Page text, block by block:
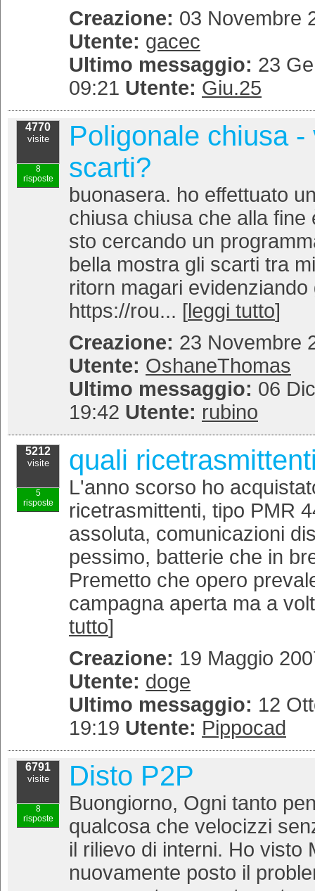
Creazione: 03 Novembre
Utente: gacec
Ultimo messaggio: 23
09:21 Utente: Giu.25
4770
visite
8
risposte
Poligonale chiusa
scarti?
buonasera. ho effettuato
chiusa chiusa che alla fine
sto cercando un
bella mostra gli scarti tra
ritorn magari
https://rou... [ leggi tutto]
Creazione: 23 Novembre
Utente: OshaneThomas
Ultimo messaggio: 06
19:42 Utente: rubino
5212
visite
5
risposte
quali
L'anno scorso ho
ricetrasmittenti, tipo PMR
assoluta, comunicazioni
pessimo, batterie che in
Premetto che opero
campagna aperta ma a
tutto]
Creazione: 19 Maggio
Utente: doge
Ultimo messaggio: 12
19:19 Utente: Pippocad
6791
visite
8
risposte
Disto P2P
Buongiorno, Ogni tanto
qualcosa che velocizzi
il rilievo di interni. Ho visto
nuovamente posto il